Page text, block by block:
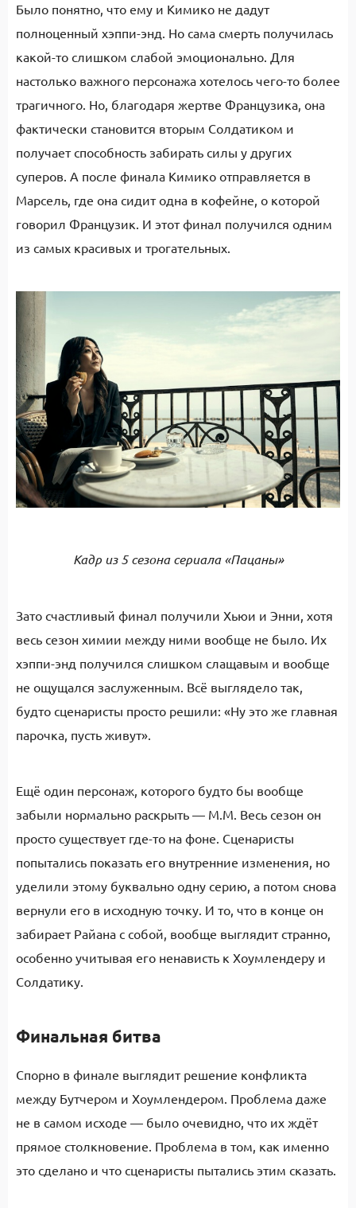
Было понятно, что ему и Кимико не дадут
полноценный хэппи-энд. Но сама смерть получилась
какой-то слишком слабой эмоционально. Для
настолько важного персонажа хотелось чего-то более
трагичного. Но, благодаря жертве Французика, она
фактически становится вторым Солдатиком и
получает способность забирать силы у других
суперов. А после финала Кимико отправляется в
Марсель, где она сидит одна в кофейне, о которой
говорил Французик. И этот финал получился одним
из самых красивых и трогательных.
Кадр из 5 сезона сериала «Пацаны»
Зато счастливый финал получили Хьюи и Энни, хотя
весь сезон химии между ними вообще не было. Их
хэппи-энд получился слишком слащавым и вообще
не ощущался заслуженным. Всё выглядело так,
будто сценаристы просто решили: «Ну это же главная
парочка, пусть живут».
Ещё один персонаж, которого будто бы вообще
забыли нормально раскрыть — М.М. Весь сезон он
просто существует где-то на фоне. Сценаристы
попытались показать его внутренние изменения, но
уделили этому буквально одну серию, а потом снова
вернули его в исходную точку. И то, что в конце он
забирает Райана с собой, вообще выглядит странно,
особенно учитывая его ненависть к Хоумлендеру и
Солдатику.
Финальная битва
Спорно в финале выглядит решение конфликта
между Бутчером и Хоумлендером. Проблема даже
не в самом исходе — было очевидно, что их ждёт
прямое столкновение. Проблема в том, как именно
это сделано и что сценаристы пытались этим сказать.